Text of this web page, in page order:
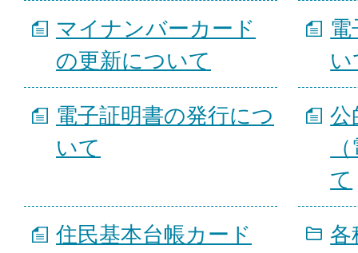
マイナンバーカード
の更新について
電
い
電子証明書の発行につ
いて
公
て
住民基本台帳カード
各